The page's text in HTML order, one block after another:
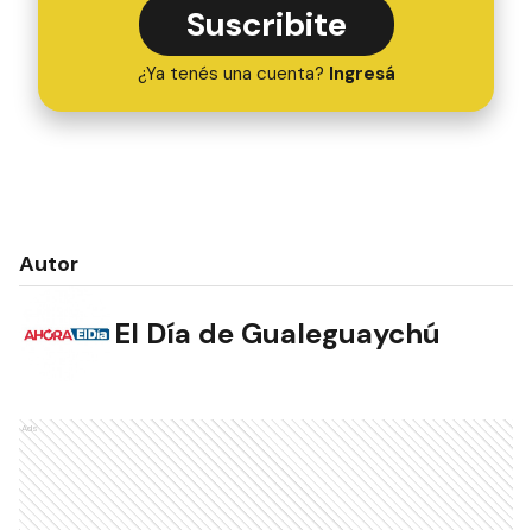
Suscribite
¿Ya tenés una cuenta? Ingresá
Autor
El Día de Gualeguaychú
Ads